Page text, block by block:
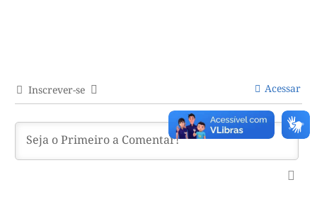
Inscrever-se Acessar